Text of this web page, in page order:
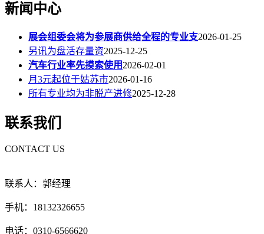
新闻中心
展会组委会将为参展商供给全程的专业支2026-01-25
另讯为盘活存量资2025-12-25
汽车行业率先摸索使用2026-02-01
月3元起位于姑苏市2026-01-16
所有专业均为非脱产进修2025-12-28
联系我们
CONTACT US
联系人：郭经理
手机：18132326655
电话：0310-6566620